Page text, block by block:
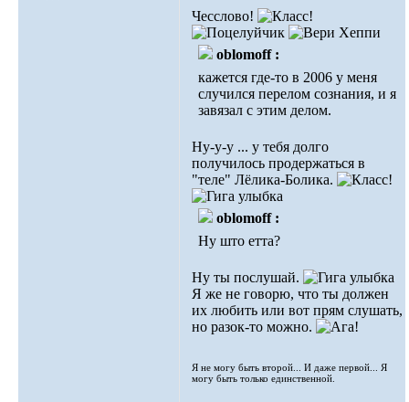
Чесслово!
oblomoff :
кажется где-то в 2006 у меня
случился перелом сознания, и я
завязал с этим делом.
Ну-у-у ... у тебя долго
получилось продержаться в
"теле" Лёлика-Болика.
oblomoff :
Ну што етта?
Ну ты послушай.
Я же не говорю, что ты должен
их любить или вот прям слушать,
но разок-то можно.
Я не могу быть второй... И даже первой... Я
могу быть только единственной.